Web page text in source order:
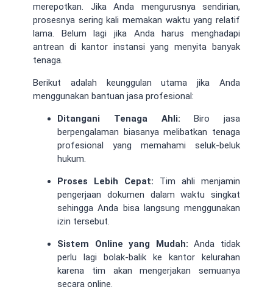
merepotkan. Jika Anda mengurusnya sendirian,
prosesnya sering kali memakan waktu yang relatif
lama. Belum lagi jika Anda harus menghadapi
antrean di kantor instansi yang menyita banyak
tenaga.
Berikut adalah keunggulan utama jika Anda
menggunakan bantuan jasa profesional:
Ditangani Tenaga Ahli: Biro jasa
berpengalaman biasanya melibatkan tenaga
profesional yang memahami seluk-beluk
hukum.
Proses Lebih Cepat: Tim ahli menjamin
pengerjaan dokumen dalam waktu singkat
sehingga Anda bisa langsung menggunakan
izin tersebut.
Sistem Online yang Mudah: Anda tidak
perlu lagi bolak-balik ke kantor kelurahan
karena tim akan mengerjakan semuanya
secara online.